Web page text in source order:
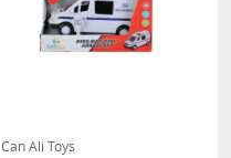
Can Ali Toys